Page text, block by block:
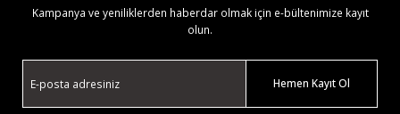
Kampanya ve yeniliklerden haberdar olmak için e-bültenimize kayıt
olun.
Hemen Kayıt Ol